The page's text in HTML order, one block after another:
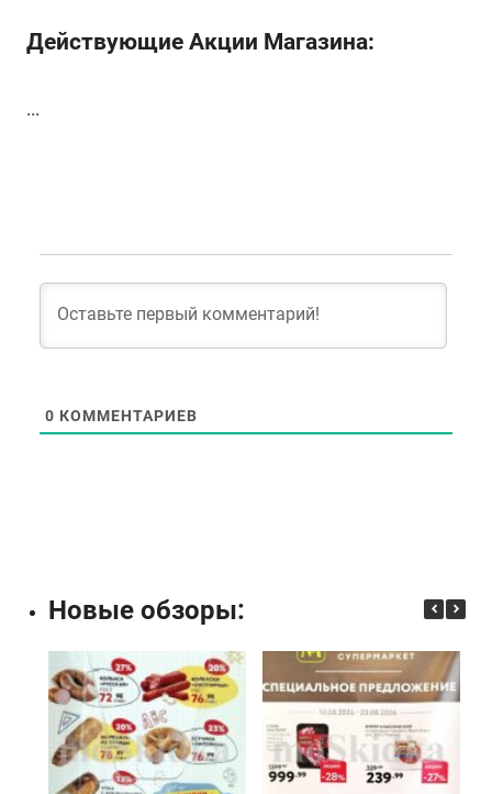
Действующие Акции Магазина:
...
0 КОММЕНТАРИЕВ
Новые обзоры: